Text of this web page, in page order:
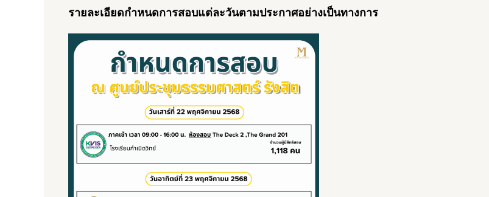
รายละเอียดกำหนดการสอบแต่ละวันตามประกาศอย่างเป็นทางการ